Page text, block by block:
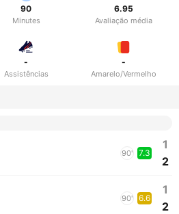
90
Minutes
6.95
Avaliação média
-
Assistências
-
Amarelo/Vermelho
90' 7.3
1
2
90' 6.6
1
2